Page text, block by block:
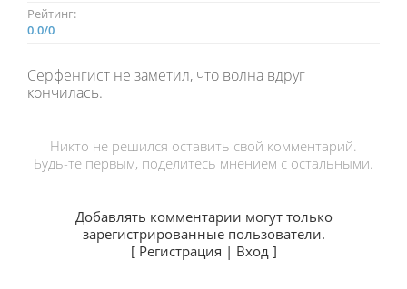
Рейтинг:
0.0/0
Серфенгист не заметил, что волна вдруг
кончилась.
Никто не решился оставить свой комментарий.
Будь-те первым, поделитесь мнением с остальными.
Добавлять комментарии могут только
зарегистрированные пользователи.
[ Регистрация | Вход]